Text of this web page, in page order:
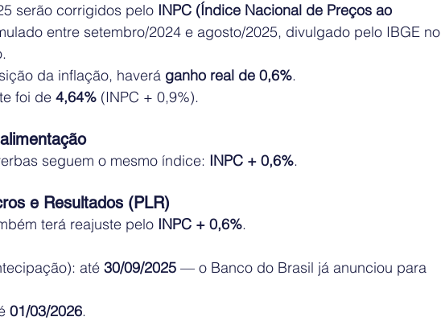
serão corrigidos pelo INPC (Índice Nacional de Preços ao
entre setembro/2024 e agosto/2025, divulgado pelo IBGE no
da inflação, haverá ganho real de 0,6%.
foi de 4,64% (INPC + 0,9%).
seguem o mesmo índice: INPC + 0,6%.
e Resultados (PLR)
terá reajuste pelo INPC + 0,6%.
até 30/09/2025 — o Banco do Brasil já anunciou para
01/03/2026.